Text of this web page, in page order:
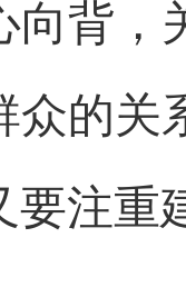
向背，
众的关
要注重